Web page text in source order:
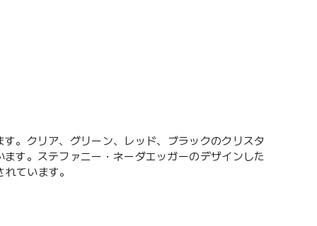
。クリア、グリーン、レッド、ブラックのクリスタ
す。ステファニー・ネーダエッガーのデザインした
ています。